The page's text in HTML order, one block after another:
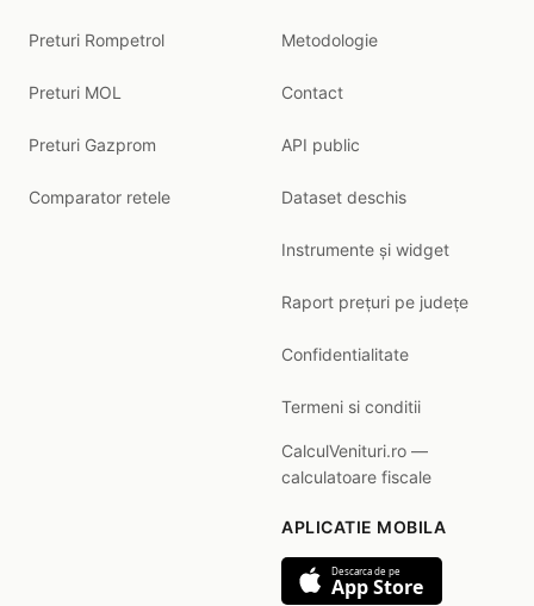
Preturi Rompetrol
Preturi MOL
Preturi Gazprom
Comparator retele
Metodologie
Contact
API public
Dataset deschis
Instrumente și widget
Raport prețuri pe județe
Confidentialitate
Termeni si conditii
CalculVenituri.ro —
calculatoare fiscale
APLICATIE MOBILA
Descarca de pe
App Store